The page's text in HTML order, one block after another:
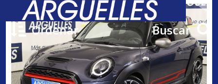
Ordenar Buscar